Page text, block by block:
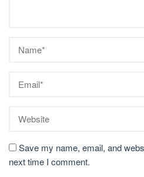
Save my name, email, and
next time I comment.